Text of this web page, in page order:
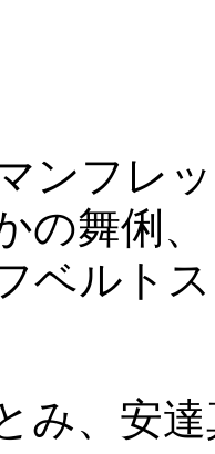
ンフレ
の舞俐、
ベルト
み、安